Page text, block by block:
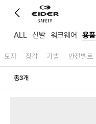
ALL 신발 워크웨어 용품
모자 장갑 가방 안전벨트
총3개